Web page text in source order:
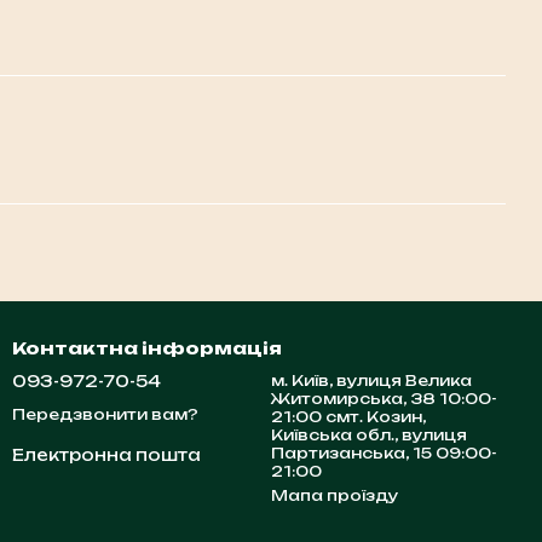
Контактна інформація
093-972-70-54
Передзвонити вам?
Електронна пошта
м. Київ, вулиця Велика
Житомирська, 38 10:00-
21:00 смт. Козин,
Київська обл., вулиця
Партизанська, 15 09:00-
21:00
Мапа проїзду